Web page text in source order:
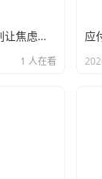
甚至还过了几门
？
注册会计培训，别让焦虑掏空了你的钱包，聊聊我眼中的备考真相
1 人在看